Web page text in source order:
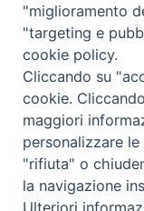
Consiglio
Coordinamento
COPYRIGHT
"miglioramento
"targeting e
cookie policy.
Cliccando su
cookie.
maggiori
personalizzare
"rifiuta" o
la navigazione